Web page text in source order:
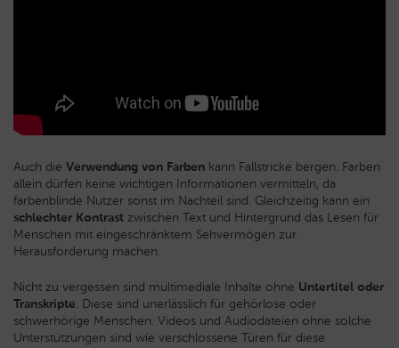
Auch die Verwendung von Farben kann Fallstricke bergen. Farben
allein dürfen keine wichtigen Informationen vermitteln, da
farbenblinde Nutzer sonst im Nachteil sind. Gleichzeitig kann ein
schlechter Kontrast zwischen Text und Hintergrund das Lesen für
Menschen mit eingeschränktem Sehvermögen zur
Herausforderung machen.
Nicht zu vergessen sind multimediale Inhalte ohne Untertitel oder
Transkripte. Diese sind unerlässlich für gehörlose oder
schwerhörige Menschen. Videos und Audiodateien ohne solche
Unterstützungen sind wie verschlossene Türen für diese